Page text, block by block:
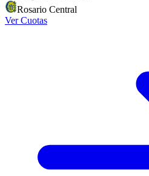
Rosario Central
Ver Cuotas